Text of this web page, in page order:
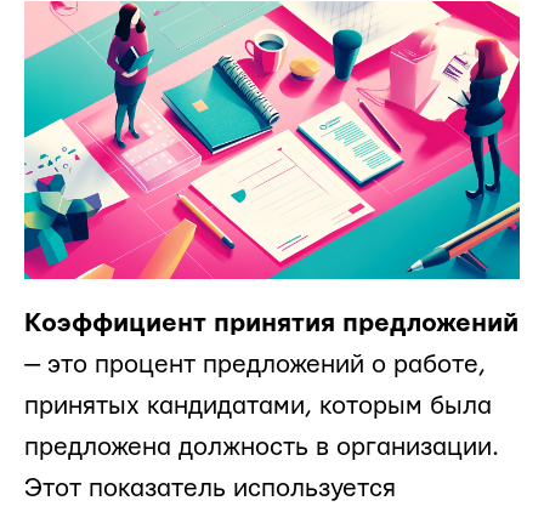
Коэффициент принятия предложений
— это процент предложений о работе,
принятых кандидатами, которым была
предложена должность в организации.
Этот показатель используется